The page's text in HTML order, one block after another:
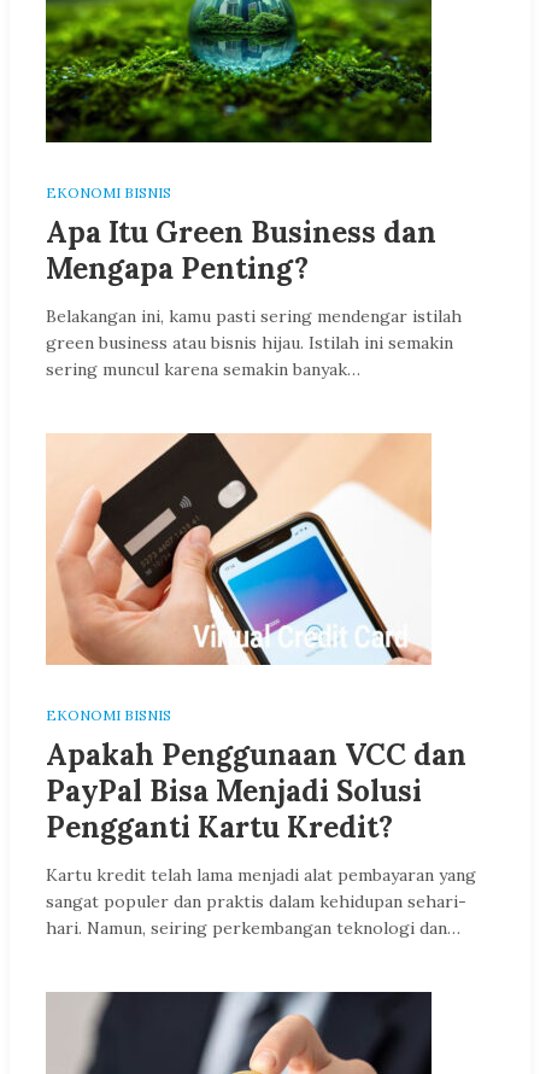
EKONOMI BISNIS
Apa Itu Green Business dan
Mengapa Penting?
Belakangan ini, kamu pasti sering mendengar istilah
green business atau bisnis hijau. Istilah ini semakin
sering muncul karena semakin banyak…
EKONOMI BISNIS
Apakah Penggunaan VCC dan
PayPal Bisa Menjadi Solusi
Pengganti Kartu Kredit?
Kartu kredit telah lama menjadi alat pembayaran yang
sangat populer dan praktis dalam kehidupan sehari-
hari. Namun, seiring perkembangan teknologi dan…